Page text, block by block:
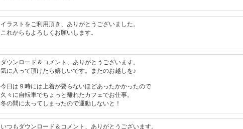
イラストをご利用頂き、ありがとうございました。
これからもよろしくお願いします。
ダウンロード＆コメント、ありがとうございます。
気に入って頂けたら嬉しいです。またのお越しを♪
今日は９時には上着が要らないほどあったかかったので
久々に自転車でちょっと離れたカフェでお仕事。
冬の間に太ってしまったので運動しないと！
いつもダウンロード＆コメント、ありがとうございます。